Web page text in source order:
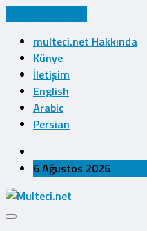
multeci.net Hakkında
Künye
İletişim
English
Arabic
Persian
6 Ağustos 2026